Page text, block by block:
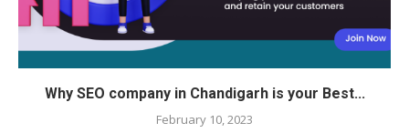
Why SEO company in Chandigarh is your Best...
February 10, 2023